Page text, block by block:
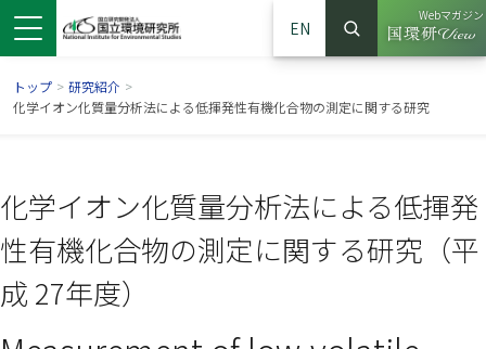
EN
サイト内検索
検索
Webマガジン
（別ウイ
トップ > 研究紹介 >
化学イオン化質量分析法による低揮発性有機化合物の測定に関する研究
化学イオン化質量分析法による低揮発
性有機化合物の測定に関する研究（平
成 27年度）